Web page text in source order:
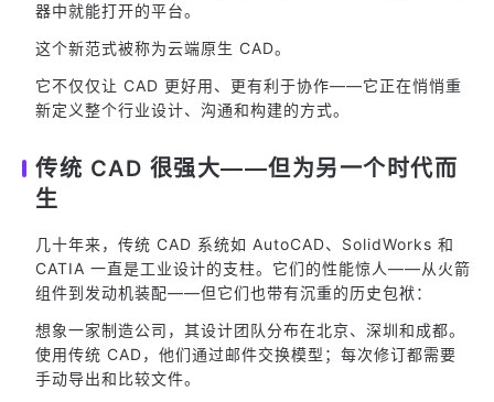
器中就能打开的平台。
这个新范式被称为云端原生 CAD。
它不仅仅让 CAD 更好用、更有利于协作——它正在悄悄重
新定义整个行业设计、沟通和构建的方式。
传统 CAD 很强大——但为另一个时代而
生
几十年来，传统 CAD 系统如 AutoCAD、SolidWorks 和
CATIA 一直是工业设计的支柱。它们的性能惊人——从火箭
组件到发动机装配——但它们也带有沉重的历史包袱：
想象一家制造公司，其设计团队分布在北京、深圳和成都。
使用传统 CAD，他们通过邮件交换模型；每次修订都需要
手动导出和比较文件。